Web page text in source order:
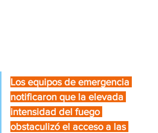
Los equipos de emergencia
notificaron que la elevada
intensidad del fuego
obstaculizó el acceso a las